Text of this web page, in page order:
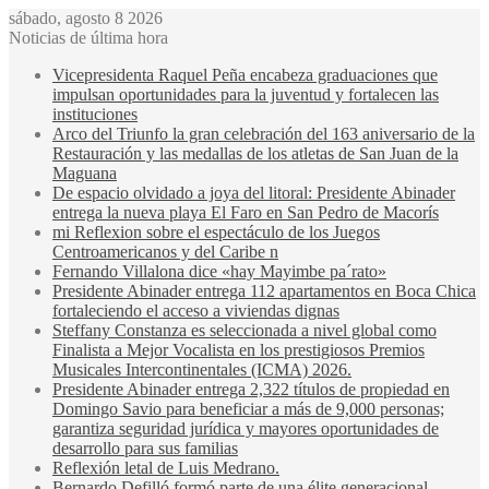
sábado, agosto 8 2026
Noticias de última hora
Vicepresidenta Raquel Peña encabeza graduaciones que
impulsan oportunidades para la juventud y fortalecen las
instituciones
Arco del Triunfo la gran celebración del 163 aniversario de la
Restauración y las medallas de los atletas de San Juan de la
Maguana
De espacio olvidado a joya del litoral: Presidente Abinader
entrega la nueva playa El Faro en San Pedro de Macorís
mi Reflexion sobre el espectáculo de los Juegos
Centroamericanos y del Caribe n
Fernando Villalona dice «hay Mayimbe pa´rato»
Presidente Abinader entrega 112 apartamentos en Boca Chica
fortaleciendo el acceso a viviendas dignas
Steffany Constanza es seleccionada a nivel global como
Finalista a Mejor Vocalista en los prestigiosos Premios
Musicales Intercontinentales (ICMA) 2026.
Presidente Abinader entrega 2,322 títulos de propiedad en
Domingo Savio para beneficiar a más de 9,000 personas;
garantiza seguridad jurídica y mayores oportunidades de
desarrollo para sus familias
Reflexión letal de Luis Medrano.